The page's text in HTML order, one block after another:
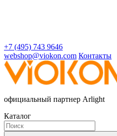
+7 (495) 743 9646
webshop@viokon.com Контакты
официальный партнер Arlight
Каталог